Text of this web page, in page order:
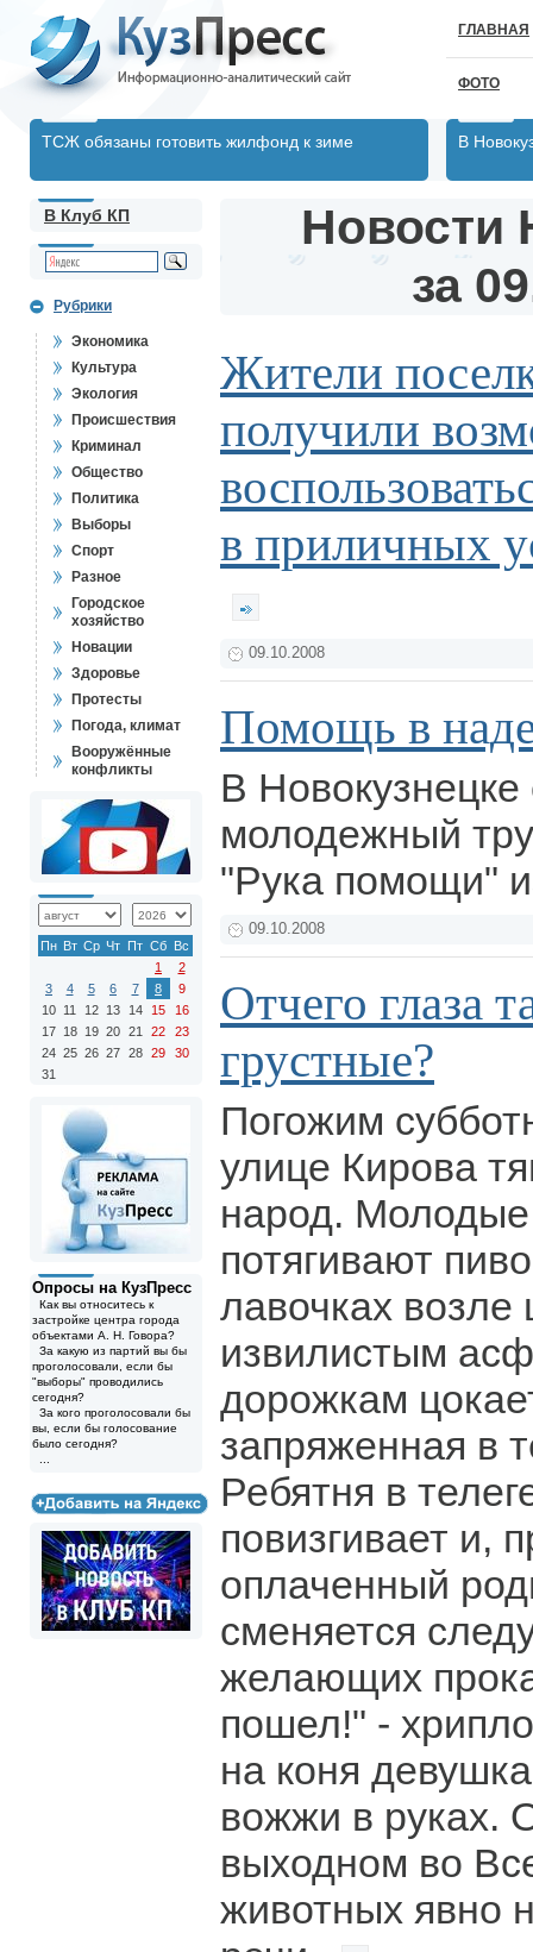
ГЛАВНАЯ
ФОТО
ТСЖ обязаны готовить жилфонд к зиме В
В Клуб КП
Рубрики
Экономика
Культура
Экология
Происшествия
Криминал
Общество
Политика
Выборы
Спорт
Разное
Городское
хозяйство
Новации
Здоровье
Протесты
Погода, климат
Вооружённые
конфликты
Пн Вт Ср Чт Пт Сб Вс
1
2
3
4 5 6 7 8
9
10 11 12 13 14 15
16
17 18 19 20 21 22
23
24 25 26 27 28 29
30
31
Опросы на КузПресс
Как вы относитесь к
застройке центра города
объектами А. Н. Говора?
За какую из партий вы бы
проголосовали, если бы
"выборы" проводились
сегодня?
За кого проголосовали бы
вы, если бы голосование
было сегодня?
Новости
за
Жители
получили
в приличных
09.10.2008
Помощь в
В Новокузнецке
молодежный
"Рука помощи"
09.10.2008
Отчего глаза
грустные?
Погожим
улице Кирова
народ.
потягивают
лавочках возле
извилистым
дорожкам
запряженная в
Ребятня в
повизгивает и,
оплаченный
сменяется
желающих
пошел!" -
на коня
вожжи в руках.
выходном во
животных явно